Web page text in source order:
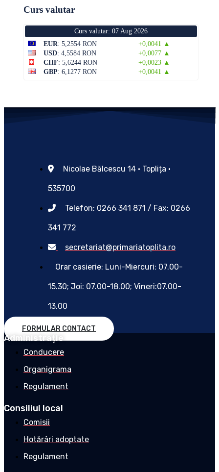
Curs valutar
Curs valutar: 07 Aug 2026
EUR: 5,2554 RON
+0,0041 ▲
USD: 4,5584 RON
+0,0077 ▲
CHF: 5,6244 RON
+0,0023 ▲
GBP: 6,1277 RON +0,0041 ▲
Nicolae Bălcescu 14 • Toplița •
535700
Telefon: 0266 341 871 / Fax: 0266
341 772
secretariat@primariatoplita.ro
Orar casierie: Luni-Miercuri: 07.00-
15.30; Joi: 07.00-18.00; Vineri:07.00-
13.00
FORMULAR CONTACT
Administrație
Conducere
Organigrama
Regulament
Consiliul local
Comisii
Hotărâri adoptate
Regulament